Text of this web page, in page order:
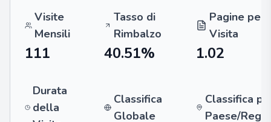
Visite
Mensili
Tasso di
Rimbalzo
Pagine per
Visita
111 40.51% 1.02
Durata
della
Classifica
Globale
Classifica
Paese/